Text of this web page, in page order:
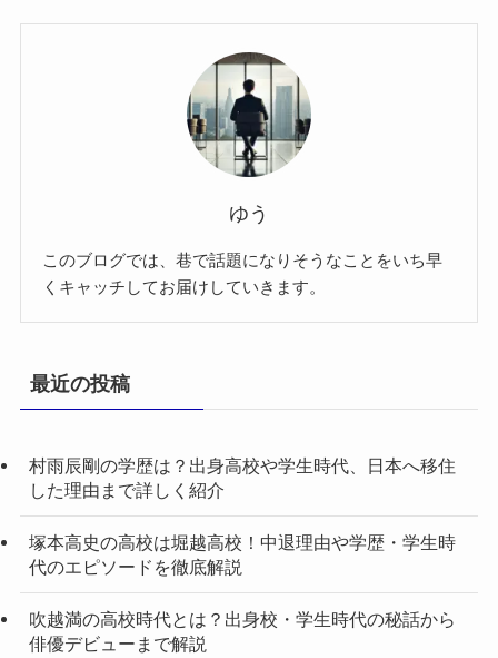
ゆう
このブログでは、巷で話題になりそうなことをいち早
くキャッチしてお届けしていきます。
最近の投稿
村雨辰剛の学歴は？出身高校や学生時代、日本へ移住
した理由まで詳しく紹介
塚本高史の高校は堀越高校！中退理由や学歴・学生時
代のエピソードを徹底解説
吹越満の高校時代とは？出身校・学生時代の秘話から
俳優デビューまで解説